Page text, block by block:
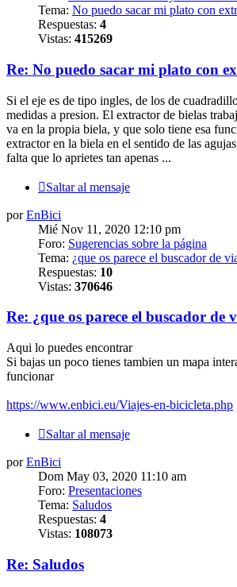
Tema: No puedo sacar mi plato con
Respuestas: 4
Vistas: 415269
Re: No puedo sacar mi plato con
Si el eje es de tipo ingles, de los de
medidas a presion. El extractor de bielas
va en la propia biela, y que solo tiene esa
extractor en la biela en el sentido de las
falta que lo aprietes tan apenas ...
Saltar al mensaje
porEnBici
Mié Nov 11, 2020 12:10 pm
Foro: Sugerencias sobre la página
Tema: ¿que os parece el buscador de
Respuestas: 10
Vistas: 370646
Re: ¿que os parece el buscador de
Aqui lo puedes encontrar
Si bajas un poco tienes tambien un mapa
funcionar
https://www.enbici.eu/Viajes-en-bicicleta.php
Saltar al mensaje
porEnBici
Dom May 03, 2020 11:10 am
Foro: Presentaciones
Tema: Saludos
Respuestas: 4
Vistas: 108073
Re: Saludos